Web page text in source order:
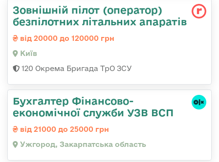
Зовнішній пілот (оператор)
безпілотних літальних апаратів
від 20000 до 120000 грн
Київ
120 Окрема Бригада ТрО ЗСУ
Бухгалтер Фінансово-
економічної служби УЗВ ВСП
від 21000 до 25000 грн
Ужгород, Закарпатська область